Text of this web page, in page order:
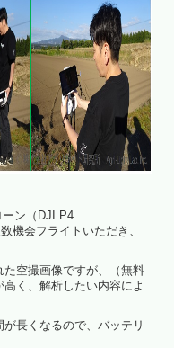
ン（DJI P4
機会フライトいただき、
空撮画像ですが、（無料
く、解析したい内容によ
長くなるので、バッテリ